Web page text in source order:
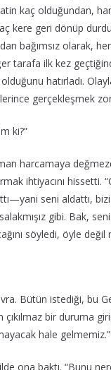
kaç olduğundan,
kere geri dönüp
bağımsız olarak,
tarafa ilk kez
hatırladı.
gerçekleşmek
ki?”
harcamaya
ihtiyacını hissetti.
seni aldattı,
gibi. Bak,
söyledi, öyle değil
Bütün istediği, bu
bir duruma
hale gelmemiz.”
ona baktı. “Bunu